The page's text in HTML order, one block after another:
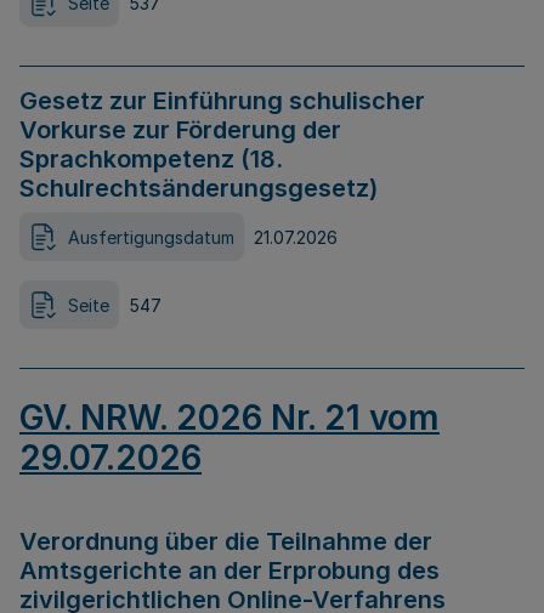
Gesetz zur Einführung schulischer
Vorkurse zur Förderung der
Sprachkompetenz (18.
Schulrechtsänderungsgesetz)
Ausfertigungsdatum 21.07.2026
Seite 547
GV. NRW. 2026 Nr. 21 vom
29.07.2026
Verordnung über die Teilnahme der
Amtsgerichte an der Erprobung des
zivilgerichtlichen Online-Verfahrens